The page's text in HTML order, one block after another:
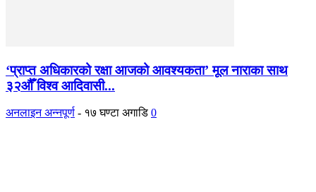
‘प्राप्त अधिकारको रक्षा आजको आवश्यकता’ मूल नाराका साथ
३२औँ विश्व आदिवासी...
अनलाइन अन्नपूर्ण - १७ घण्टा अगाडि 0